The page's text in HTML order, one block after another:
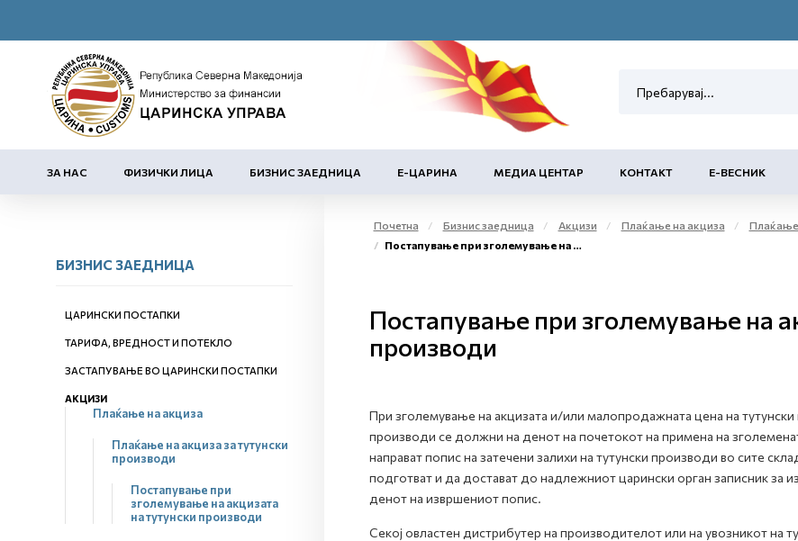
ЗА НАС ФИЗИЧКИ ЛИЦА БИЗНИС ЗАЕДНИЦА Е-ЦАРИНА МЕДИА ЦЕНТАР КОНТАКТ Е-ВЕСНИК
БИЗНИС ЗАЕДНИЦА
ЦАРИНСКИ ПОСТАПКИ
ТАРИФА, ВРЕДНОСТ И ПОТЕКЛО
ЗАСТАПУВАЊЕ ВО ЦАРИНСКИ ПОСТАПКИ
АКЦИЗИ
Плаќање на акциза
Плаќање на акциза за тутунски
производи
Постапување при
зголемување на акцизата
на тутунски производи
Почетна Бизнис заедница Акцизи Плаќање на акциза
Плаќање
Постапување при зголемување на акцизата на тутунски производи
Постапување при зголемување на
производи
При зголемување на акцизата и/или малопродажната цена на
производи се должни на денот на почетокот на примена на
направат попис на затечени залихи на тутунски производи во сите
подготват и да достават до надлежниот царински орган записник
денот на извршениот попис.
Секој овластен дистрибутер на производителот или на увозникот на